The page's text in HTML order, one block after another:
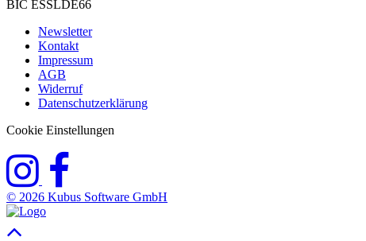
BIC ESSLDE66
Newsletter
Kontakt
Impressum
AGB
Widerruf
Datenschutzerklärung
Cookie Einstellungen
© 2026 Kubus Software GmbH